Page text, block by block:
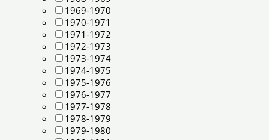
1969-1970
1970-1971
1971-1972
1972-1973
1973-1974
1974-1975
1975-1976
1976-1977
1977-1978
1978-1979
1979-1980